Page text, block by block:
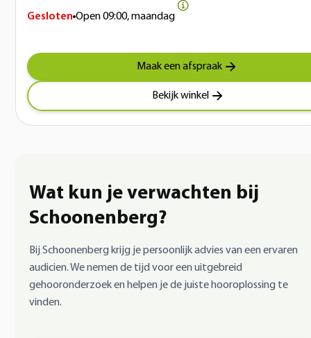
Gesloten Open09:00, maandag
Maak een afspraak
Bekijk winkel
Wat kun je verwachten bij
Schoonenberg?
Bij Schoonenberg krijg je persoonlijk advies van een ervaren
audicien. We nemen de tijd voor een uitgebreid
gehooronderzoek en helpen je de juiste hooroplossing te
vinden.